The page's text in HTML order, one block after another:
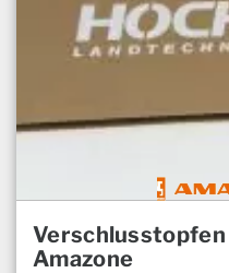
Amazone